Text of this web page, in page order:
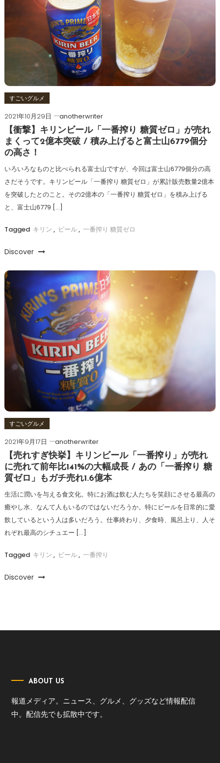
すごいグルメ
2021年10月29日
anotherwriter
【衝撃】キリンビール「一番搾り 糖質ゼロ」が売れ
まくって2億本突破 / 積み上げると富士山6779個分
の高さ！
いろいろなものと比べられる富士山ですが、今回は富士山6779個分の高
さだそうです。キリンビール「一番搾り 糖質ゼロ」が累計販売数量2億本
を突破したとのこと。その2億本の「一番搾り 糖質ゼロ」を積み上げる
と、富士山6779 […]
Tagged キリン , ビール, 一番搾り 糖質ゼロ
Discover
すごいグルメ
2021年9月17日
anotherwriter
【売れすぎ快挙】キリンビール「一番搾り」が売れ
に売れて前年比141%の大幅成長 / あの「一番搾り 糖
質ゼロ」もガチ売れ1.6億本
生活に潤いを与える食文化。特にお酒は飲む人たちを笑顔にさせる最高の
癒やし水、なんて人もいるのではないだろうか。特にビールを日常的に愛
飲しているという人は多いだろう。仕事終わり、夕食時、風呂上り、人そ
れぞれ最高のシチュエー […]
Tagged キリン , ビール, 一番搾り
Discover
ABOUT US
報道メディア。ニュース、グルメ、グッズなど情報配信
中。配信先でも拡散中です。